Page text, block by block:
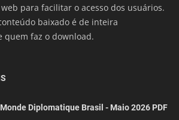
para facilitar o acesso dos usuários.
baixado é de inteira
quem faz o download.
Diplomatique Brasil - Maio 2026 PDF